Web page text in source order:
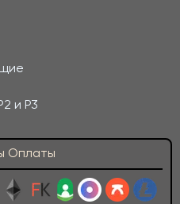
и P3
Оплаты